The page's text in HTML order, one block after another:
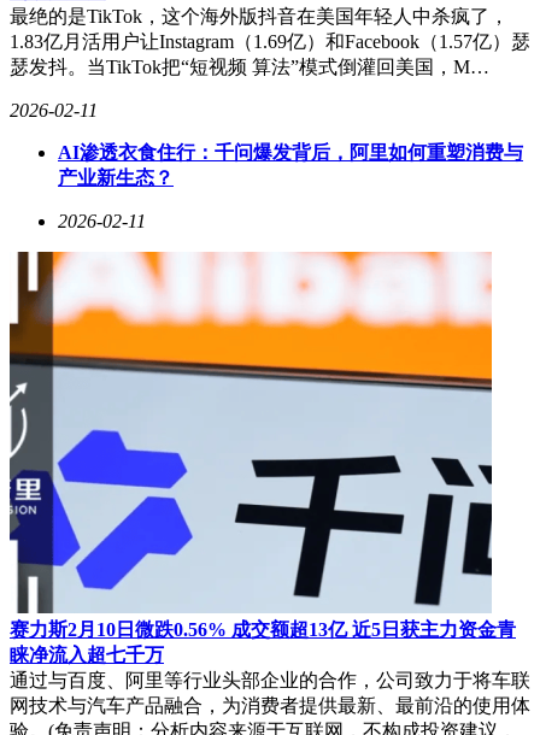
以特别出演身份加盟，两位演员的组合从立项之初便成为话题
焦点。
杨紫此次突破以往古装、现代剧的表演框架，塑造了一位性格
坚韧的高原女性。为贴近角色，她主动挑战"毁容式"造型：干
尽管部分观众认为其普通话台词与青海方言背景存在割裂感，
甚至质疑眼部妆容，但多数认可她在情感表达与肢体语言上的
胡歌在剧中展现的硬汉形象同样令人印象深刻。刻意留长的胡
须、粗糙的皮肤质感，与某些影视剧中过度修饰的"精致硬
汉"形成鲜明对比。他通过细腻的表演层次，将角色内心的刚
毅与柔情完美融合，即便在高原强光下，每个眼神依然充满故
事感。尽管表演获得专业认可，但在与同剧组演员的横向比较
中，仍存在提升空间。
最绝的是TikTok，这个海外版抖音在美国年轻人中杀疯了，
1.83亿月活用户让Instagram（1.69亿）和Facebook（1.57亿）瑟
瑟发抖。当TikTok把“短视频 算法”模式倒灌回美国，M…
2026-02-11
AI渗透衣食住行：千问爆发背后，阿里如何重塑消费与
产业新生态？
2026-02-11
赛力斯2月10日微跌0.56% 成交额超13亿 近5日获主力资金青
睐净流入超七千万
通过与百度、阿里等行业头部企业的合作，公司致力于将车联
网技术与汽车产品融合，为消费者提供最新、最前沿的使用体
验。(免责声明：分析内容来源于互联网，不构成投资建议，